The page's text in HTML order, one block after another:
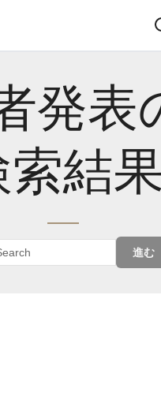
発表
結果
進む